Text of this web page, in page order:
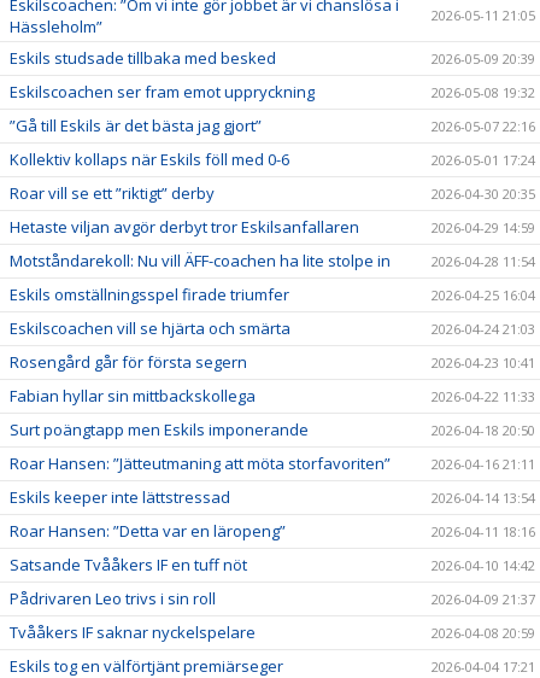
Eskilscoachen: ”Om vi inte gör jobbet är vi chanslösa i
Hässleholm”
2026-05-11 21:05
Eskils studsade tillbaka med besked 2026-05-09 20:39
Eskilscoachen ser fram emot uppryckning 2026-05-08 19:32
”Gå till Eskils är det bästa jag gjort” 2026-05-07 22:16
Kollektiv kollaps när Eskils föll med 0-6 2026-05-01 17:24
Roar vill se ett ”riktigt” derby 2026-04-30 20:35
Hetaste viljan avgör derbyt tror Eskilsanfallaren 2026-04-29 14:59
Motståndarekoll: Nu vill ÄFF-coachen ha lite stolpe in 2026-04-28 11:54
Eskils omställningsspel firade triumfer 2026-04-25 16:04
Eskilscoachen vill se hjärta och smärta 2026-04-24 21:03
Rosengård går för första segern 2026-04-23 10:41
Fabian hyllar sin mittbackskollega 2026-04-22 11:33
Surt poängtapp men Eskils imponerande 2026-04-18 20:50
Roar Hansen: ”Jätteutmaning att möta storfavoriten” 2026-04-16 21:11
Eskils keeper inte lättstressad 2026-04-14 13:54
Roar Hansen: ”Detta var en läropeng” 2026-04-11 18:16
Satsande Tvååkers IF en tuff nöt 2026-04-10 14:42
Pådrivaren Leo trivs i sin roll 2026-04-09 21:37
Tvååkers IF saknar nyckelspelare 2026-04-08 20:59
Eskils tog en välförtjänt premiärseger 2026-04-04 17:21